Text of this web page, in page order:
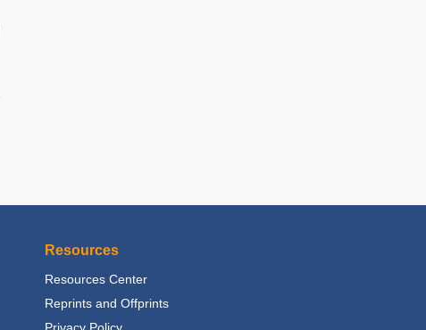
Resources
Resources Center
Reprints and Offprints
Privacy Policy